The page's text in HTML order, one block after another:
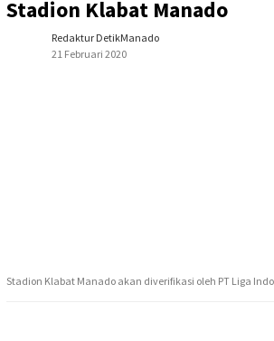
Stadion Klabat Manado
Redaktur DetikManado
21 Februari 2020
Stadion Klabat Manado akan diverifikasi oleh PT Liga